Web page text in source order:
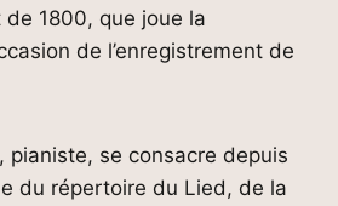
de 1800, que joue la
de l’enregistrement de
, pianiste, se consacre depuis
du répertoire du Lied, de la